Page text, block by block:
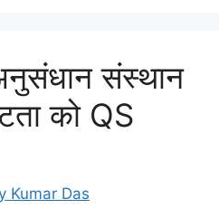
संस्थान
को QS
Kumar Das